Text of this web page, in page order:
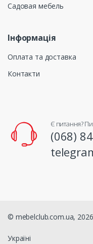
Садовая мебель
Інформація
Оплата та доставка
Контакти
Є питання?
(068)
© mebelclub.com.ua,
Україні